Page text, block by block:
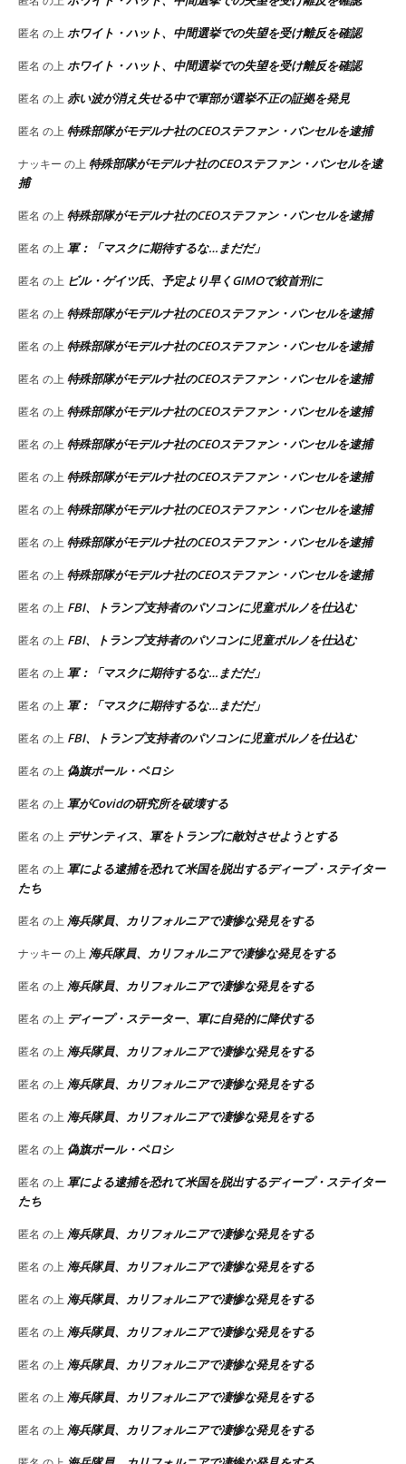
匿名 の上ホワイト・ハット、中間選挙での失望を受け離反を確認
匿名 の上ホワイト・ハット、中間選挙での失望を受け離反を確認
匿名 の上赤い波が消え失せる中で軍部が選挙不正の証拠を発見
匿名 の上特殊部隊がモデルナ社のCEOステファン・バンセルを逮捕
ナッキー の上特殊部隊がモデルナ社のCEOステファン・バンセルを逮
捕
匿名 の上特殊部隊がモデルナ社のCEOステファン・バンセルを逮捕
匿名 の上軍：「マスクに期待するな…まだだ」
匿名 の上 ビル・ゲイツ氏、予定より早くGIMOで絞首刑に
匿名 の上特殊部隊がモデルナ社のCEOステファン・バンセルを逮捕
匿名 の上特殊部隊がモデルナ社のCEOステファン・バンセルを逮捕
匿名 の上特殊部隊がモデルナ社のCEOステファン・バンセルを逮捕
匿名 の上特殊部隊がモデルナ社のCEOステファン・バンセルを逮捕
匿名 の上特殊部隊がモデルナ社のCEOステファン・バンセルを逮捕
匿名 の上特殊部隊がモデルナ社のCEOステファン・バンセルを逮捕
匿名 の上特殊部隊がモデルナ社のCEOステファン・バンセルを逮捕
匿名 の上特殊部隊がモデルナ社のCEOステファン・バンセルを逮捕
匿名 の上特殊部隊がモデルナ社のCEOステファン・バンセルを逮捕
匿名 の上 FBI、トランプ支持者のパソコンに児童ポルノを仕込む
匿名 の上 FBI、トランプ支持者のパソコンに児童ポルノを仕込む
匿名 の上軍：「マスクに期待するな…まだだ」
匿名 の上軍：「マスクに期待するな…まだだ」
匿名 の上 FBI、トランプ支持者のパソコンに児童ポルノを仕込む
匿名 の上 偽旗ポール・ペロシ
匿名 の上軍がCovidの研究所を破壊する
匿名 の上 デサンティス、軍をトランプに敵対させようとする
匿名 の上軍による逮捕を恐れて米国を脱出するディープ・ステイター
たち
匿名 の上 海兵隊員、カリフォルニアで凄惨な発見をする
ナッキー の上 海兵隊員、カリフォルニアで凄惨な発見をする
匿名 の上 海兵隊員、カリフォルニアで凄惨な発見をする
匿名 の上 ディープ・ステーター、軍に自発的に降伏する
匿名 の上 海兵隊員、カリフォルニアで凄惨な発見をする
匿名 の上 海兵隊員、カリフォルニアで凄惨な発見をする
匿名 の上 海兵隊員、カリフォルニアで凄惨な発見をする
匿名 の上 偽旗ポール・ペロシ
匿名 の上軍による逮捕を恐れて米国を脱出するディープ・ステイター
たち
匿名 の上 海兵隊員、カリフォルニアで凄惨な発見をする
匿名 の上 海兵隊員、カリフォルニアで凄惨な発見をする
匿名 の上 海兵隊員、カリフォルニアで凄惨な発見をする
匿名 の上 海兵隊員、カリフォルニアで凄惨な発見をする
匿名 の上 海兵隊員、カリフォルニアで凄惨な発見をする
匿名 の上 海兵隊員、カリフォルニアで凄惨な発見をする
匿名 の上 海兵隊員、カリフォルニアで凄惨な発見をする